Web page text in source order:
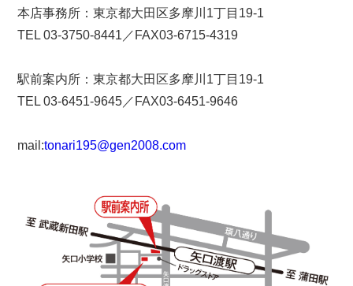
本店事務所：東京都大田区多摩川1丁目19-1
TEL 03-3750-8441／FAX03-6715-4319
駅前案内所：東京都大田区多摩川1丁目19-1
TEL 03-6451‐9645／FAX03-6451-9646
mail:tonari195@gen2008.com